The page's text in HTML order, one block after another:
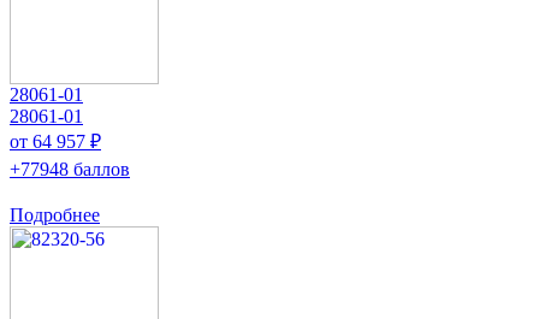
28061-01
28061-01
от 64 957 ₽
+77948 баллов
Подробнее